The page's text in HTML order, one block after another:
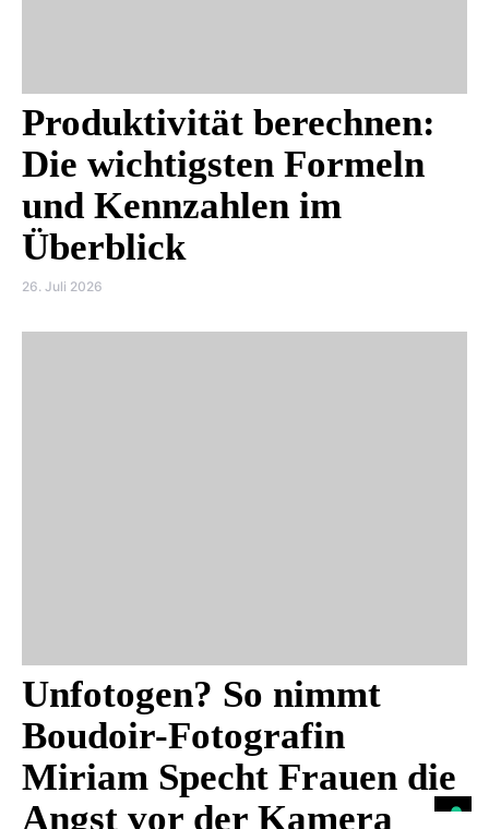
Produktivität berechnen:
Die wichtigsten Formeln
und Kennzahlen im
Überblick
26. Juli 2026
Unfotogen? So nimmt
Boudoir-Fotografin
Miriam Specht Frauen die
Angst vor der Kamera